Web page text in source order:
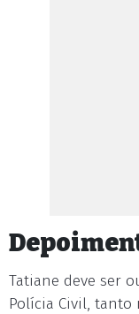
Tatiane deve ser
Polícia Civil,